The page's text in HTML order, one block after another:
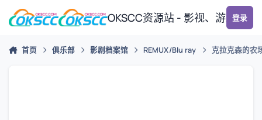
跳转到帖子
OKSCC资源站 - 影视、游戏、
登录
首页 俱乐部 影剧档案馆 REMUX/Blu ray 克拉克森的农